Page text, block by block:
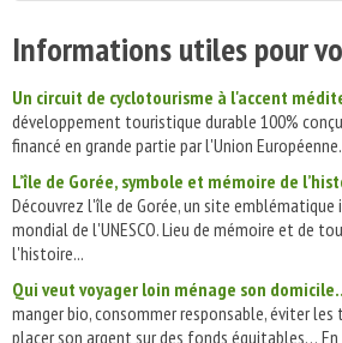
Informations utiles pour
Un circuit de cyclotourisme à l'accent
développement touristique durable 100%
financé en grande partie par l'Union
L’île de Gorée, symbole et mémoire de
Découvrez l'île de Gorée, un site
mondial de l'UNESCO. Lieu de mémoire et de
l'histoire...
Qui veut voyager loin ménage son
manger bio, consommer responsable, éviter
placer son argent sur des fonds équitables…